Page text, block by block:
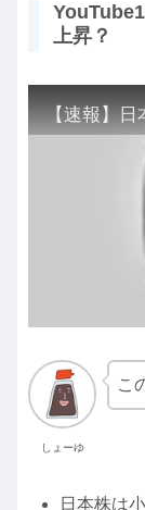
上昇？
【速報】日
しょーゆ
こ
日本株は